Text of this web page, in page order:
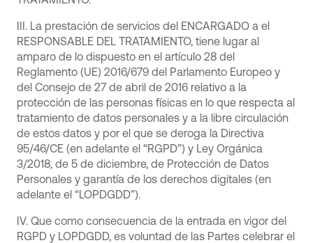
III. La prestación de servicios del ENCARGADO a el
RESPONSABLE DEL TRATAMIENTO, tiene lugar al
amparo de lo dispuesto en el artículo 28 del
Reglamento (UE) 2016/679 del Parlamento Europeo y
del Consejo de 27 de abril de 2016 relativo a la
protección de las personas físicas en lo que respecta al
tratamiento de datos personales y a la libre circulación
de estos datos y por el que se deroga la Directiva
95/46/CE (en adelante el “RGPD”) y Ley Orgánica
3/2018, de 5 de diciembre, de Protección de Datos
Personales y garantía de los derechos digitales (en
adelante el “LOPDGDD”).
IV. Que como consecuencia de la entrada en vigor del
RGPD y LOPDGDD, es voluntad de las Partes celebrar el